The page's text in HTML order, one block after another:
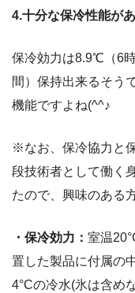
4.十分な保冷性能が
保冷効力は8.9℃（6
間）保持出来るそう
機能ですよね(^^♪
※なお、保冷協力と
段技術者として働く
たので、興味のある
・保冷効力： 室温
置した製品に付属の
4°Cの冷水(氷は含め